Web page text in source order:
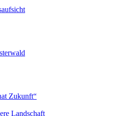
Zukunft“
Landschaft